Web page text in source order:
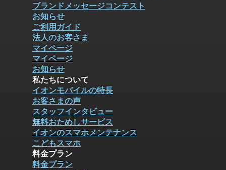
ブランドメッセージコンテスト
お知らせ
ご利用ガイド
法人のお客さま
マイページ
マイページ
お知らせ
私たちについて
イオンモバイルの特長
お客さまの声
スタッフインタビュー
無料おためしサービス
イオンのスマホメンテナンス
こどもスマホ
料金プラン
料金プラン